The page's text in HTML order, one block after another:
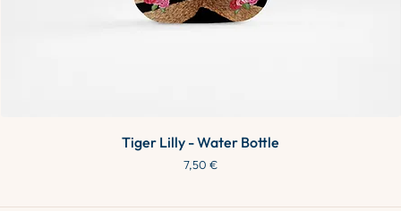
Tiger Lilly - Water Bottle
Prezzo
7,50 €